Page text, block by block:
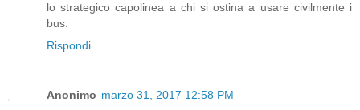
lo strategico capolinea a chi si ostina a usare civilmente i
bus.
Rispondi
Anonimo marzo 31, 2017 12:58 PM